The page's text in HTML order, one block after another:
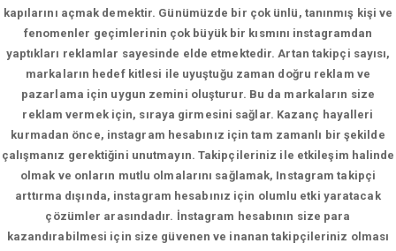
kapılarını açmak demektir. Günümüzde bir çok ünlü, tanınmış kişi ve
fenomenler geçimlerinin çok büyük bir kısmını instagramdan
yaptıkları reklamlar sayesinde elde etmektedir. Artan takipçi sayısı,
markaların hedef kitlesi ile uyuştuğu zaman doğru reklam ve
pazarlama için uygun zemini oluşturur. Bu da markaların size
reklam vermek için, sıraya girmesini sağlar. Kazanç hayalleri
kurmadan önce, instagram hesabınız için tam zamanlı bir şekilde
çalışmanız gerektiğini unutmayın. Takipçileriniz ile etkileşim halinde
olmak ve onların mutlu olmalarını sağlamak, Instagram takipçi
arttırma dışında, instagram hesabınız için olumlu etki yaratacak
çözümler arasındadır. İnstagram hesabının size para
kazandırabilmesi için size güvenen ve inanan takipçileriniz olması